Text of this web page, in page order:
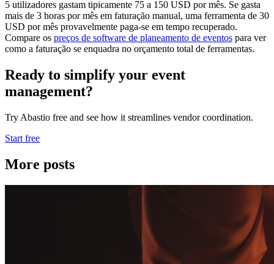
5 utilizadores gastam tipicamente 75 a 150 USD por mês. Se gasta
mais de 3 horas por mês em faturação manual, uma ferramenta de 30
USD por mês provavelmente paga-se em tempo recuperado.
Compare os preços de software de planeamento de eventos para ver
como a faturação se enquadra no orçamento total de ferramentas.
Ready to simplify your event
management?
Try Abastio free and see how it streamlines vendor coordination.
Start free
More posts